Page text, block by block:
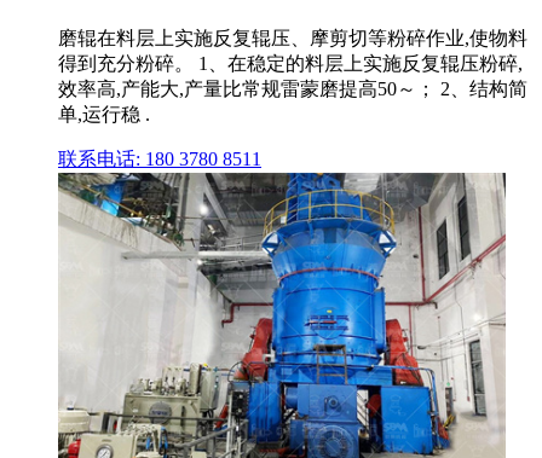
磨辊在料层上实施反复辊压、摩剪切等粉碎作业,使物料
得到充分粉碎。 1、在稳定的料层上实施反复辊压粉碎,
效率高,产能大,产量比常规雷蒙磨提高50～； 2、结构简
单,运行稳 .
联系电话: 180 3780 8511